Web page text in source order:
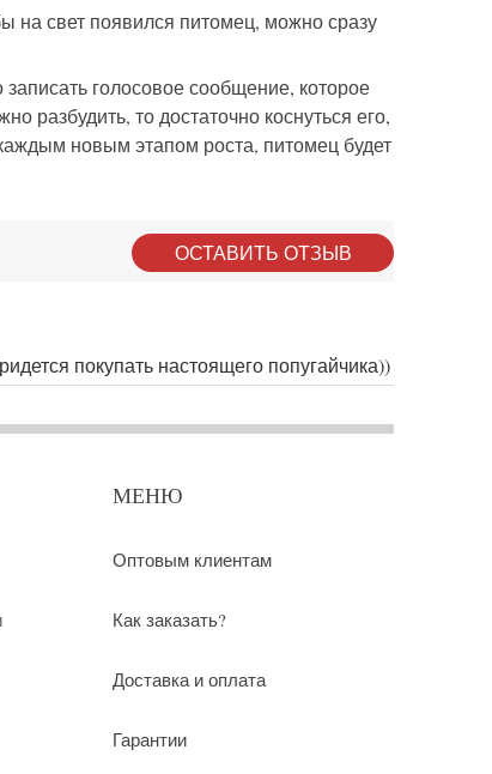
на свет появился питомец, можно сразу
голосовое сообщение, которое
разбудить, то достаточно коснуться его,
новым этапом роста, питомец будет
ОСТАВИТЬ ОТЗЫВ
покупать настоящего попугайчика))
МЕНЮ
Оптовым клиентам
Как заказать?
Доставка и оплата
Гарантии